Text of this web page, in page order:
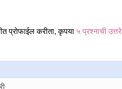
प्रोफाईल करीता, कृपया ५ प्रश्नाची उत्तरे